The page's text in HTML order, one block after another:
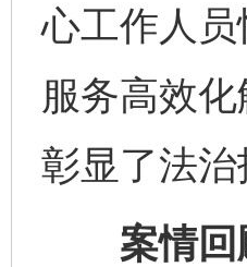
心工作人员
服务高效
彰显了法
案情回